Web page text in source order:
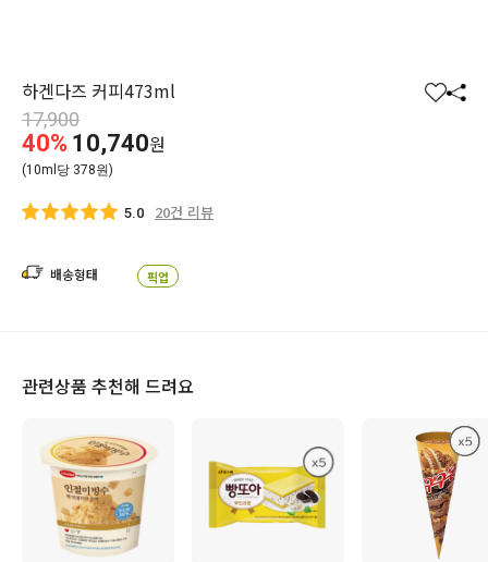
하겐다즈 커피473ml
찜 공
17,900
40% 10,740원
(10ml당 378원)
5.0 20건 리뷰
배송형태 픽업
관련상품 추천해 드려요